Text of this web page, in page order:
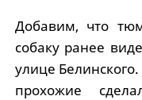
Добавим, что
собаку ранее
улице
прохожие